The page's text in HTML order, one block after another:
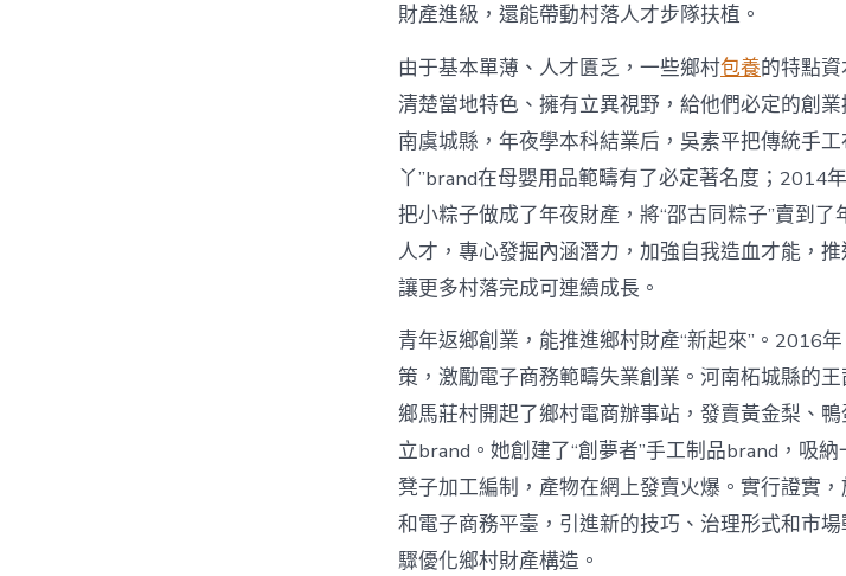
養
網
_
中
國
網〉
中
財產進級，還能帶動村落人才步隊扶植。
由于基本單薄、人才匱乏，一些鄉村包養的特點
清楚當地特色、擁有立異視野，給他們必定的創
南虞城縣，年夜學本科結業后，吳素平把傳統手
丫”brand在母嬰用品範疇有了必定著名度；2014
把小粽子做成了年夜財產，將“邵古同粽子”賣到
人才，專心發掘內涵潛力，加強自我造血才能，
讓更多村落完成可連續成長。
青年返鄉創業，能推進鄉村財產“新起來”。2016
策，激勵電子商務範疇失業創業。河南柘城縣的
鄉馬莊村開起了鄉村電商辦事站，發賣黃金梨、
立brand。她創建了“創夢者”手工制品brand，吸
凳子加工編制，產物在網上發賣火爆。實行證實
和電子商務平臺，引進新的技巧、治理形式和市
驟優化鄉村財產構造。